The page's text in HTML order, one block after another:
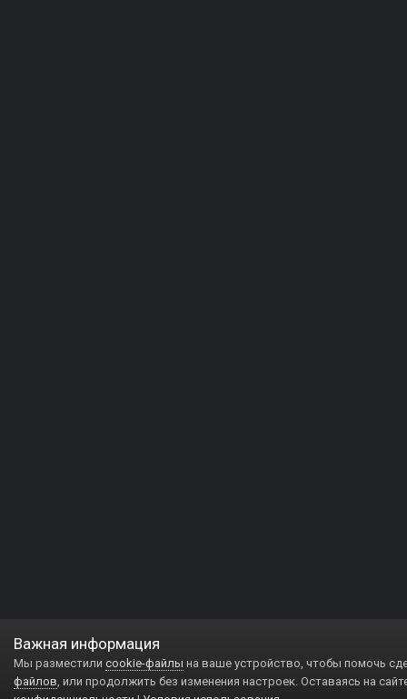
Важная информация
Мы разместили cookie-файлы на ваше устройство, чтобы помочь
файлов, или продолжить без изменения настроек. Оставаясь на